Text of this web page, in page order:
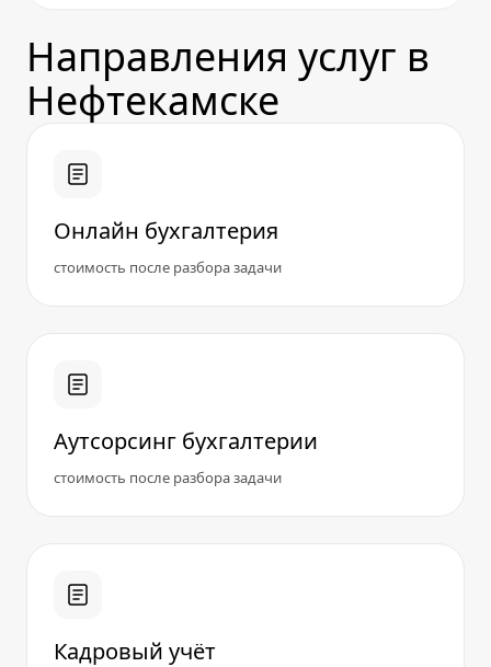
Направления услуг в
Нефтекамске
Онлайн бухгалтерия
стоимость после разбора задачи
Аутсорсинг бухгалтерии
стоимость после разбора задачи
Кадровый учёт